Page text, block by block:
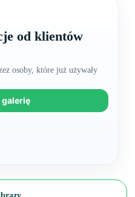
od klientów
osoby, które już używały